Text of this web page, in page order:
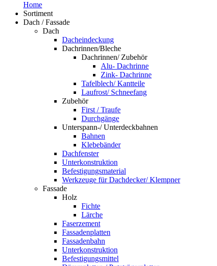
Home
Sortiment
Dach / Fassade
Dach
Dacheindeckung
Dachrinnen/Bleche
Dachrinnen/ Zubehör
Alu- Dachrinne
Zink- Dachrinne
Tafelblech/ Kantteile
Laufrost/ Schneefang
Zubehör
First / Traufe
Durchgänge
Unterspann-/ Unterdeckbahnen
Bahnen
Klebebänder
Dachfenster
Unterkonstruktion
Befestigungsmaterial
Werkzeuge für Dachdecker/ Klempner
Fassade
Holz
Fichte
Lärche
Faserzement
Fassadenplatten
Fassadenbahn
Unterkonstruktion
Befestigungsmittel